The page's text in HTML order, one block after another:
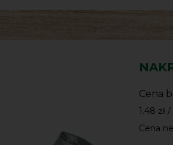
Cena
1.48 zł
Cena